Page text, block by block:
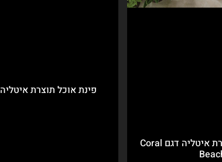
שולחן אוכל תוצרת איטליה דגם Coral
פינת אוכל תוצרת איטליה Treble